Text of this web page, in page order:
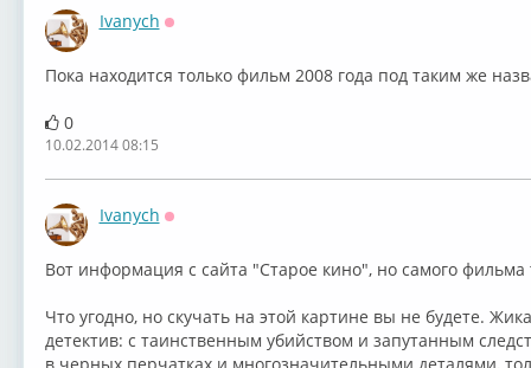
Ivanych
Пока находится только фильм 2008 года под таким же
0
10.02.2014 08:15
Ivanych
Вот информация с сайта "Старое кино", но самого фильма
Что угодно, но скучать на этой картине вы не будете.
детектив: с таинственным убийством и запутанным